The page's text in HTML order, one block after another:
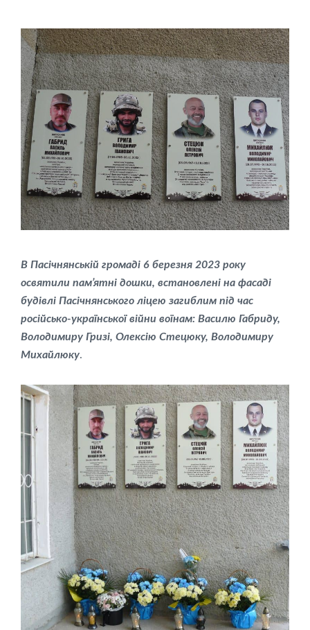
В Пасічнянській громаді 6 березня 2023 року
освятили пам’ятні дошки, встановлені на фасаді
будівлі Пасічнянського ліцею загиблим під час
російсько-української війни воїнам: Василю Габриду,
Володимиру Гризі, Олексію Стецюку, Володимиру
Михайлюку.